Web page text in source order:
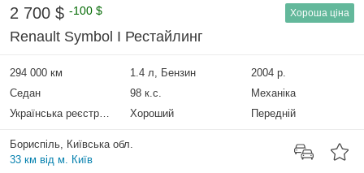
2 700 $ -100 $ Хороша ціна
Renault Symbol I Рестайлинг
294 000 км 1.4 л, Бензин
2004 р.
Седан
98 к.с.
Механіка
Українська реєстрація
Хороший Передній
Бориспіль, Київська обл.
33 км від м. Київ